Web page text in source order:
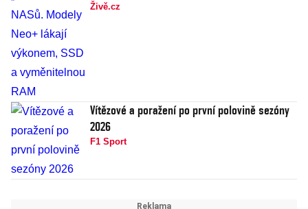
Živě.cz
Vítězové a poražení po první polovině sezóny
2026
F1 Sport